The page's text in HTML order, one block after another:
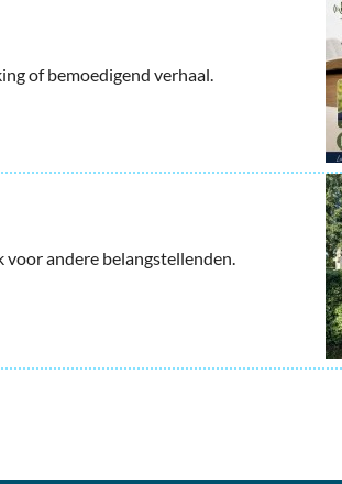
of bemoedigend verhaal.
andere belangstellenden.